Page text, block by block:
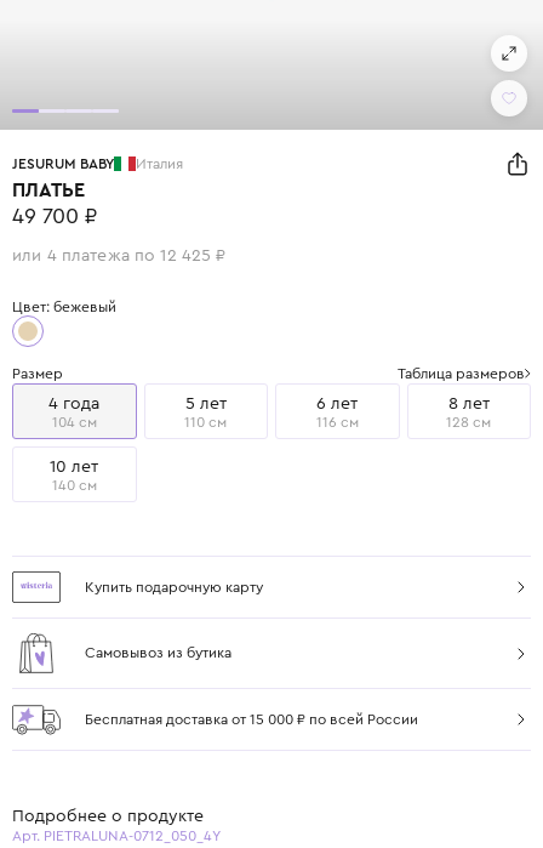
JESURUM BABY Италия
ПЛАТЬЕ
49 700 ₽
или 4 платежа по 12 425 ₽
Цвет: бежевый
Размер Таблица размеров
4 года
104 см
5 лет
110 см
6 лет
116 см
8 лет
128 см
10 лет
140 см
Купить подарочную карту
Самовывоз из бутика
Бесплатная доставка от 15 000 ₽ по всей России
Подробнее о продукте
Арт. PIETRALUNA-0712_050_4Y